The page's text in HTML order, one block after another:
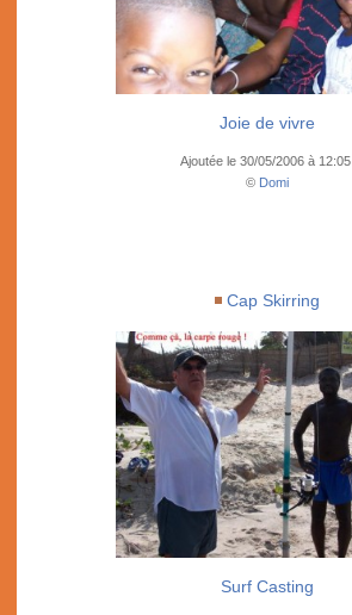
Joie de vivre
Ajoutée le 30/05/2006 à 12:05
© Domi
Cap Skirring
Surf Casting